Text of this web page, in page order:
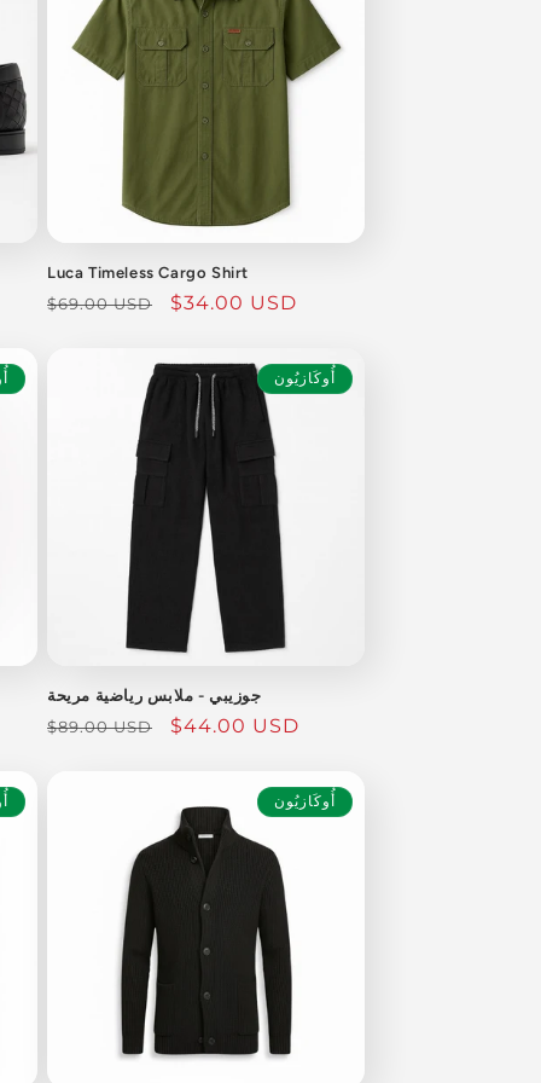
Luca Timeless Cargo Shirt
السعر
$69.00 USD
سعر
$34.00 USD
أُوكَازيُون
جوزيبي - ملابس رياضية مريحة
السعر
$89.00 USD
سعر
$44.00 USD
أُوكَازيُون